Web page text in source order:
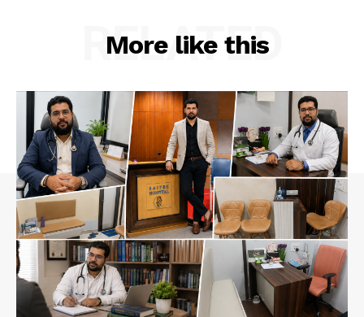
More like this
RELATED